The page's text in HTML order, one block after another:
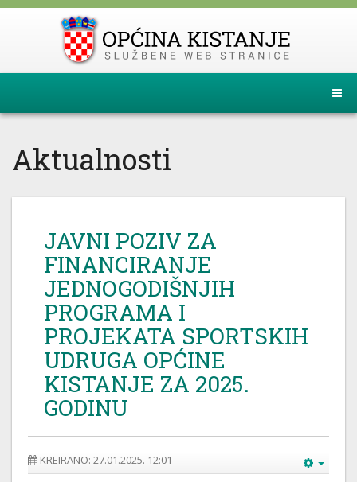
Aktualnosti
JAVNI POZIV ZA
FINANCIRANJE
JEDNOGODIŠNJIH
PROGRAMA I
PROJEKATA SPORTSKIH
UDRUGA OPĆINE
KISTANJE ZA 2025.
GODINU
KREIRANO: 27.01.2025. 12:01